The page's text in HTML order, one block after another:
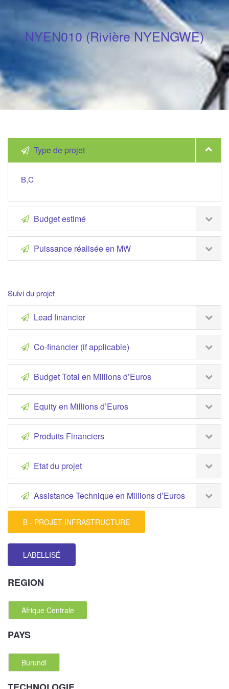
NYEN010 (Rivière NYENGWE)
Type de projet
B,C
Budget estimé
Puissance réalisée en MW
Suivi du projet
Lead financier
Co-financier (if applicable)
Budget Total en Millions d’Euros
Equity en Millions d’Euros
Produits Financiers
Etat du projet
Assistance Technique en Millions d’Euros
B - PROJET INFRASTRUCTURE
LABELLISÉ
REGION
Afrique Centrale
PAYS
Burundi